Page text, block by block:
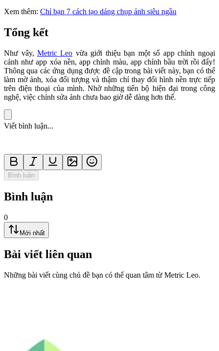
Xem thêm: Chỉ bạn 7 cách tạo dáng chụp ảnh siêu ngầu
Tổng kết
Như vây, Metric Leo vừa giới thiệu bạn một số app chỉnh ngoại
cảnh như app xóa nền, app chỉnh màu, app chỉnh bầu trời rồi đấy!
Thông qua các ứng dụng được đề cập trong bài viết này, bạn có thể
làm mờ ảnh, xóa đối tượng và thậm chí thay đổi hình nền trực tiếp
trên điện thoại của mình. Nhờ những tiến bộ hiện đại trong công
nghệ, việc chỉnh sửa ảnh chưa bao giờ dễ dàng hơn thế.
Viết bình luận...
Bình luận
Bình luận
0
Mới nhất
Bài viết liên quan
Những bài viết cùng chủ đề bạn có thể quan tâm từ Metric Leo.